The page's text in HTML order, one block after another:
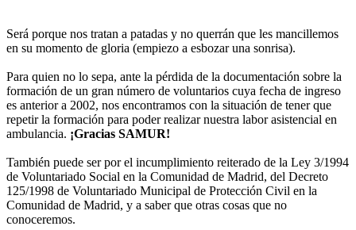
Será porque nos tratan a patadas y no querrán que les mancillemos
en su momento de gloria (empiezo a esbozar una sonrisa).
Para quien no lo sepa, ante la pérdida de la documentación sobre la
formación de un gran número de voluntarios cuya fecha de ingreso
es anterior a 2002, nos encontramos con la situación de tener que
repetir la formación para poder realizar nuestra labor asistencial en
ambulancia. ¡Gracias SAMUR!
También puede ser por el incumplimiento reiterado de la Ley 3/1994
de Voluntariado Social en la Comunidad de Madrid, del Decreto
125/1998 de Voluntariado Municipal de Protección Civil en la
Comunidad de Madrid, y a saber que otras cosas que no
conoceremos.